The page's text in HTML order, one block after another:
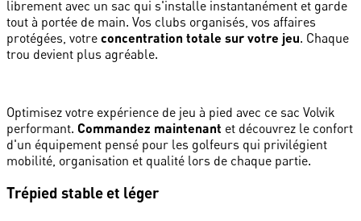
librement avec un sac qui s'installe instantanément et garde
tout à portée de main. Vos clubs organisés, vos affaires
protégées, votre concentration totale sur votre jeu. Chaque
trou devient plus agréable.
Optimisez votre expérience de jeu à pied avec ce sac Volvik
performant. Commandez maintenant et découvrez le confort
d'un équipement pensé pour les golfeurs qui privilégient
mobilité, organisation et qualité lors de chaque partie.
Trépied stable et léger